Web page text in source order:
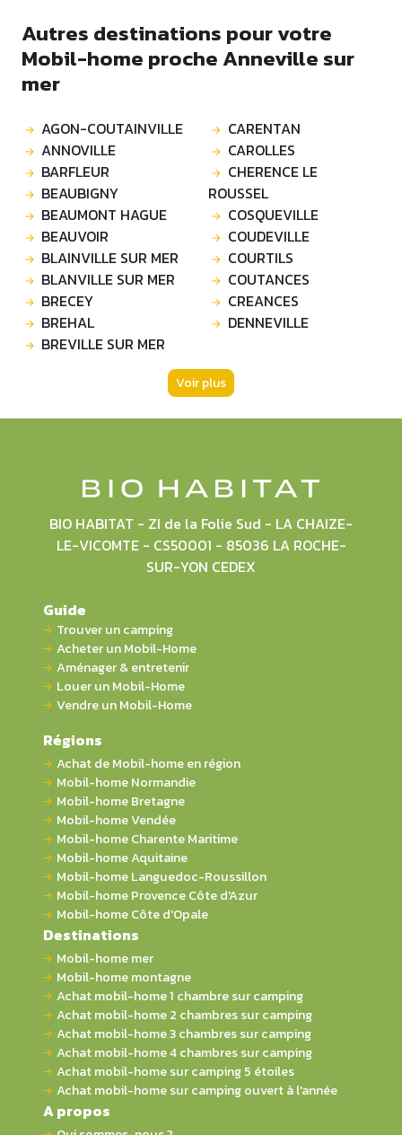
Autres destinations pour votre
Mobil-home proche Anneville sur
mer
AGON-COUTAINVILLE
ANNOVILLE
BARFLEUR
BEAUBIGNY
BEAUMONT HAGUE
BEAUVOIR
BLAINVILLE SUR MER
BLANVILLE SUR MER
BRECEY
BREHAL
BREVILLE SUR MER
CARENTAN
CAROLLES
CHERENCE LE
ROUSSEL
COSQUEVILLE
COUDEVILLE
COURTILS
COUTANCES
CREANCES
DENNEVILLE
Voir plus
BIO HABITAT - ZI de la Folie Sud - LA CHAIZE-
LE-VICOMTE - CS50001 - 85036 LA ROCHE-
SUR-YON CEDEX
Guide
Trouver un camping
Acheter un Mobil-Home
Aménager & entretenir
Louer un Mobil-Home
Vendre un Mobil-Home
Régions
Achat de Mobil-home en région
Mobil-home Normandie
Mobil-home Bretagne
Mobil-home Vendée
Mobil-home Charente Maritime
Mobil-home Aquitaine
Mobil-home Languedoc-Roussillon
Mobil-home Provence Côte d'Azur
Mobil-home Côte d'Opale
Destinations
Mobil-home mer
Mobil-home montagne
Achat mobil-home 1 chambre sur camping
Achat mobil-home 2 chambres sur camping
Achat mobil-home 3 chambres sur camping
Achat mobil-home 4 chambres sur camping
Achat mobil-home sur camping 5 étoiles
Achat mobil-home sur camping ouvert à l'année
A propos